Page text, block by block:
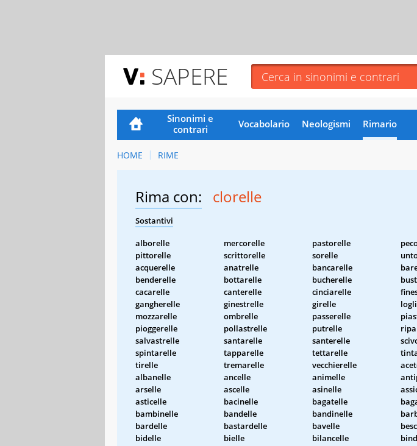
SAPERE
Sinonimi e
contrari
Vocabolario Neologismi Rimario
HOME RIME
Rima con: clorelle
Sostantivi
alborelle mercorelle pastorelle
pittorelle
scrittorelle sorelle
acquerelle
anatrelle bancarelle
benderelle
bottarelle bucherelle
cacarelle
canterelle cinciarelle
gangherelle
ginestrelle girelle
mozzarelle
ombrelle passerelle
pioggerelle
pollastrelle putrelle
salvastrelle
santarelle santerelle
spintarelle
tapparelle tettarelle
tirelle
tremarelle vecchierelle
albanelle
ancelle animelle
arselle
ascelle asinelle
asticelle
bacinelle bagatelle
bambinelle
bandelle bandinelle
bardelle
bastardelle bavelle
bidelle
bielle bilancelle